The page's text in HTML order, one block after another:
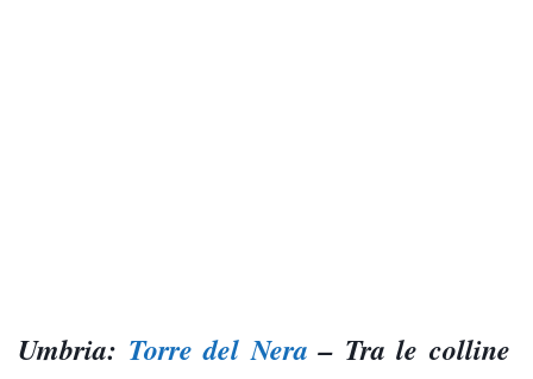
Umbria: Torre del Nera – Tra le colline